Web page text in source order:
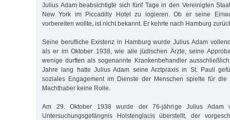
Julius Adam beabsichtigte sich fünf Tage in den Vereinigten
New York im Piccadilly Hotel zu logieren. Ob er seine
vorbereiten wollte, ist nicht bekannt. Er kehrte nach Hamburg
Seine berufliche Existenz in Hamburg wurde Julius Adam
als er im Oktober 1938, wie alle jüdischen Ärzte, seine
wenige durften als sogenannte Krankenbehandler
Jahre lang hatte Julius Adam seine Arztpraxis in St. Pauli
soziales Engagement im Dienste der Menschen spielte für die
Machthaber keine Rolle.
Am 29. Oktober 1938 wurde der 76-jährige Julius Adam
Untersuchungsgefängnis Holstenglacis überstellt, der